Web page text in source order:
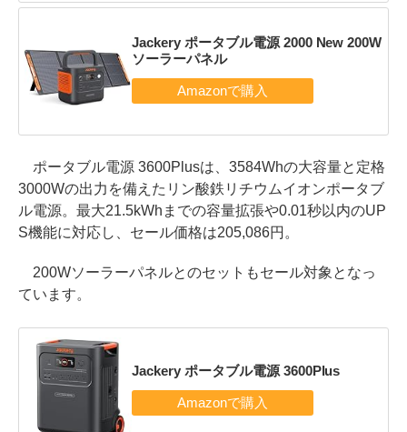
Jackery ポータブル電源 2000 New 200W
ソーラーパネル
ポータブル電源 3600Plusは、3584Whの大容量と定格
3000Wの出力を備えたリン酸鉄リチウムイオンポータブ
ル電源。最大21.5kWhまでの容量拡張や0.01秒以内のUP
S機能に対応し、セール価格は205,086円。
200Wソーラーパネルとのセットもセール対象となっ
ています。
Jackery ポータブル電源 3600Plus